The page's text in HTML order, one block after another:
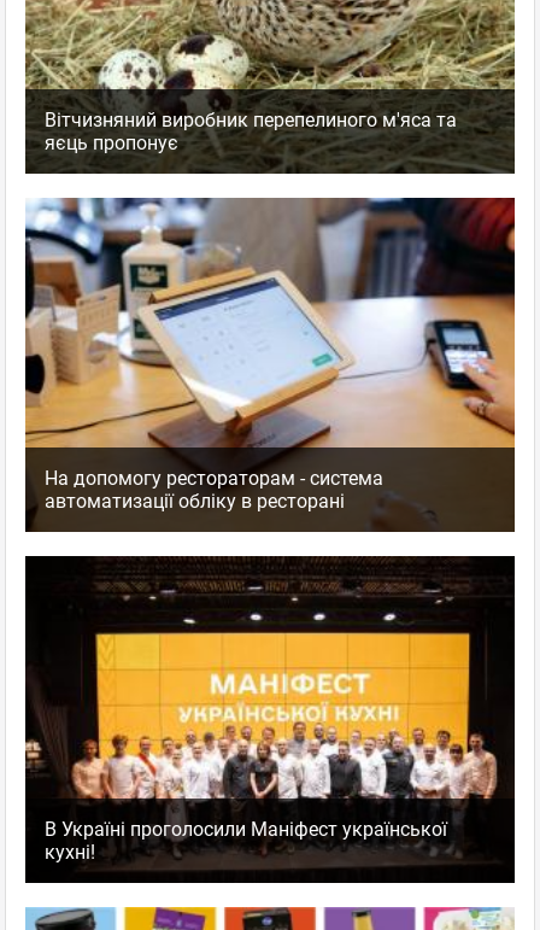
Вітчизняний виробник перепелиного м'яса та
яєць пропонує
На допомогу рестораторам - система
автоматизації обліку в ресторані
В Україні проголосили Маніфест української
кухні!